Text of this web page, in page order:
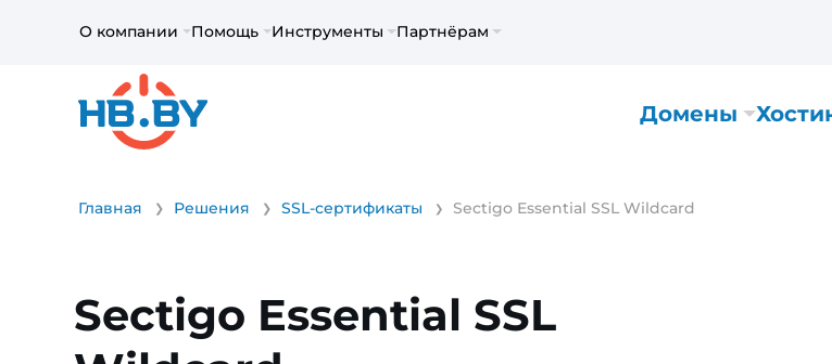
Домены
О компании Помощь Инструменты Партнёрам
Главная Решения SSL-сертификаты Sectigo Essential SSL Wildcard
Sectigo Essential SSL